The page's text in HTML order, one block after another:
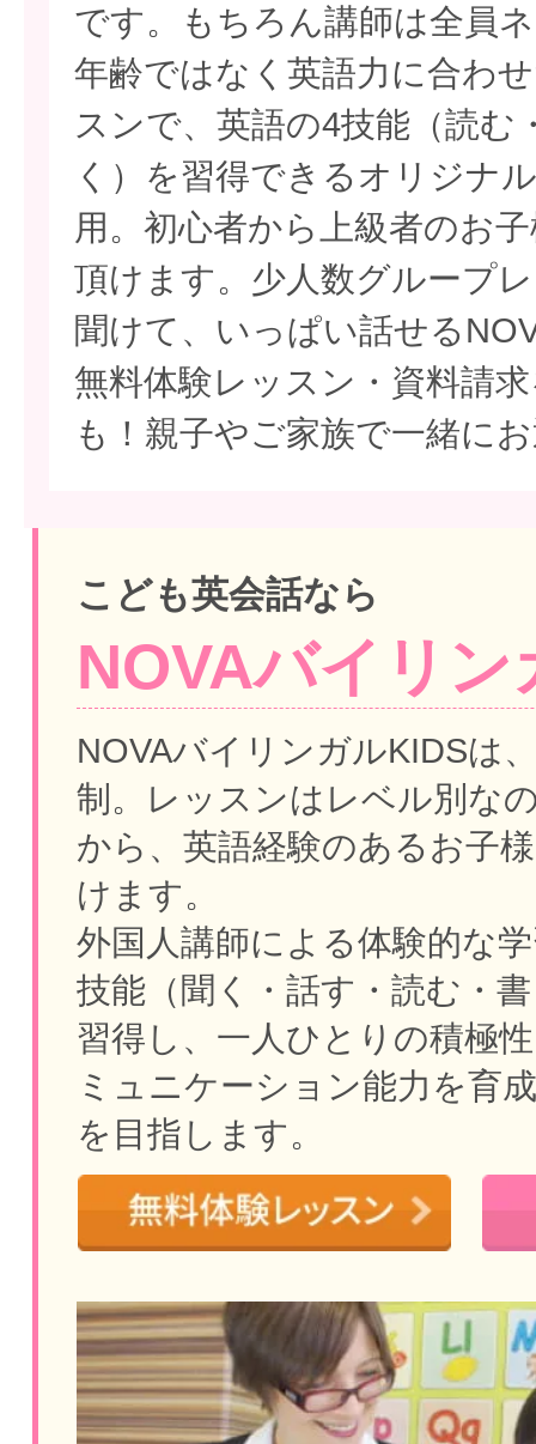
です。もちろん講師は全員
年齢ではなく英語力に合わ
スンで、英語の4技能（読む
く）を習得できるオリジナ
用。初心者から上級者のお
頂けます。少人数グループ
聞けて、いっぱい話せる
無料体験レッスン・資料請
も！親子やご家族で一緒に
こども英会話なら
NOVAバイリン
NOVAバイリンガルKIDSは
制。
レッスンはレベル別な
から、英語経験のあるお子
けます。
外国人講師による体験的な
技能（聞く・話す・読む・
習得し、一人ひとりの積極
ミュニケーション能力を育
を目指します。